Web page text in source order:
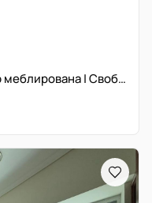
Премиум отделка | Полностью меблирована | Свободна | DMCC